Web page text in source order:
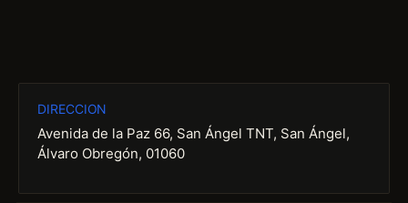
DIRECCION
Avenida de la Paz 66, San Ángel TNT, San Ángel,
Álvaro Obregón, 01060